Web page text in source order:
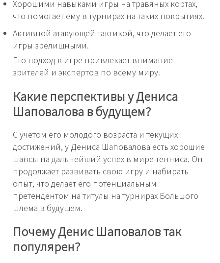
Хорошими навыками игры на травяных кортах,
что помогает ему в турнирах на таких покрытиях.
Активной атакующей тактикой, что делает его
игры зрелищными.
Его подход к игре привлекает внимание
зрителей и экспертов по всему миру.
Какие перспективы у Дениса
Шаповалова в будущем?
С учетом его молодого возраста и текущих
достижений, у Дениса Шаповалова есть хорошие
шансы на дальнейший успех в мире тенниса. Он
продолжает развивать свою игру и набирать
опыт, что делает его потенциальным
претендентом на титулы на турнирах Большого
шлема в будущем.
Почему Денис Шаповалов так
популярен?